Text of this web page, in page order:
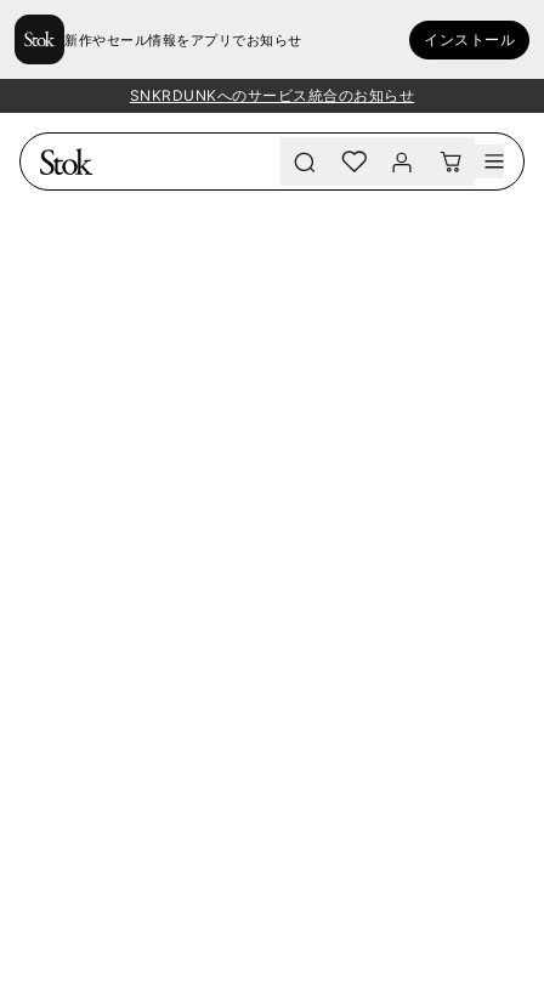
新作やセール情報をアプリでお知らせ インストール
SNKRDUNKへのサービス統合のお知らせ